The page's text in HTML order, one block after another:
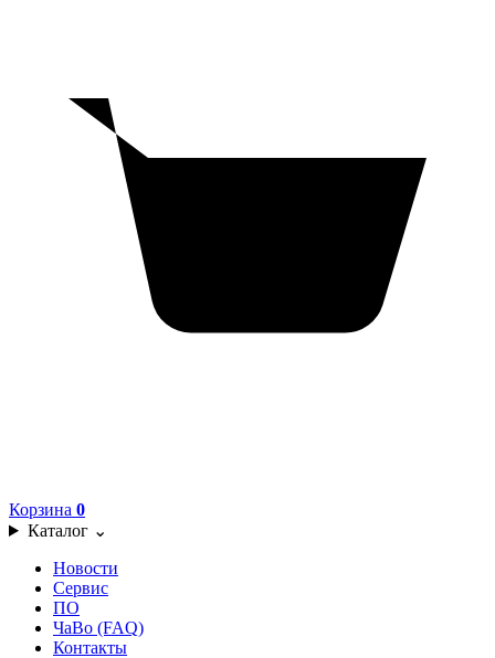
Корзина 0
Каталог ⌄
Новости
Сервис
ПО
ЧаВо (FAQ)
Контакты